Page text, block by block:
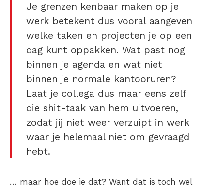
Je grenzen kenbaar maken op je
werk betekent dus vooral aangeven
welke taken en projecten je op een
dag kunt oppakken. Wat past nog
binnen je agenda en wat niet
binnen je normale kantooruren?
Laat je collega dus maar eens zelf
die shit-taak van hem uitvoeren,
zodat jij niet weer verzuipt in werk
waar je helemaal niet om gevraagd
hebt.
… maar hoe doe je dat? Want dat is toch wel